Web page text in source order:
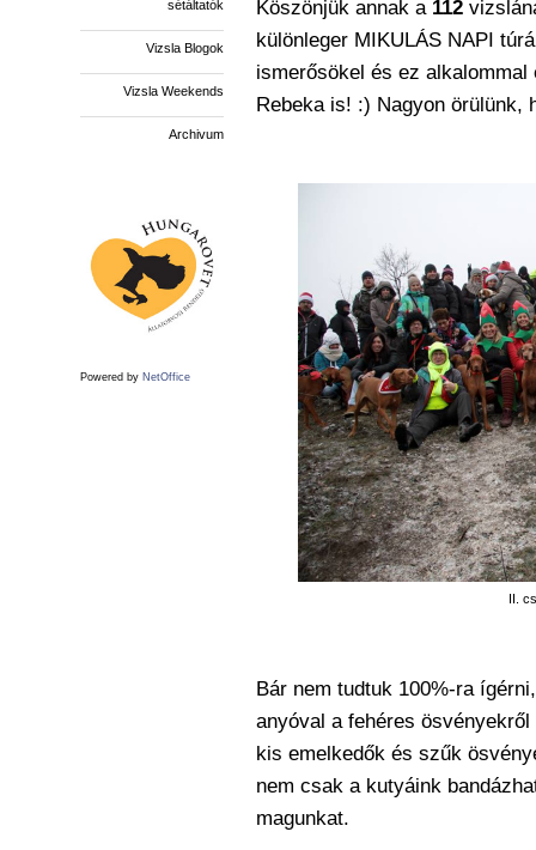
sétáltatók
Vizsla Blogok
Vizsla Weekends
Archivum
Powered by NetOffice
Köszönjük annak a 112
különleger MIKULÁS NAPI
ismerősökel és ez
Rebeka is! :) Nagyon örülünk,
II.
Bár nem tudtuk 100%-ra
anyóval a fehéres
kis emelkedők és szűk
nem csak a kutyáink
magunkat.